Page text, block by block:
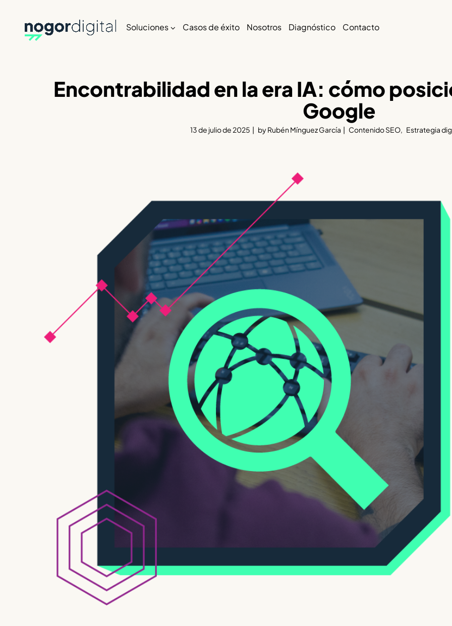
Soluciones Casos de éxito Nosotros Diagnóstico Contacto
Encontrabilidad en la era IA: cómo
Google
13 de julio de 2025 byRubén Mínguez García Contenido SEO Estrategia